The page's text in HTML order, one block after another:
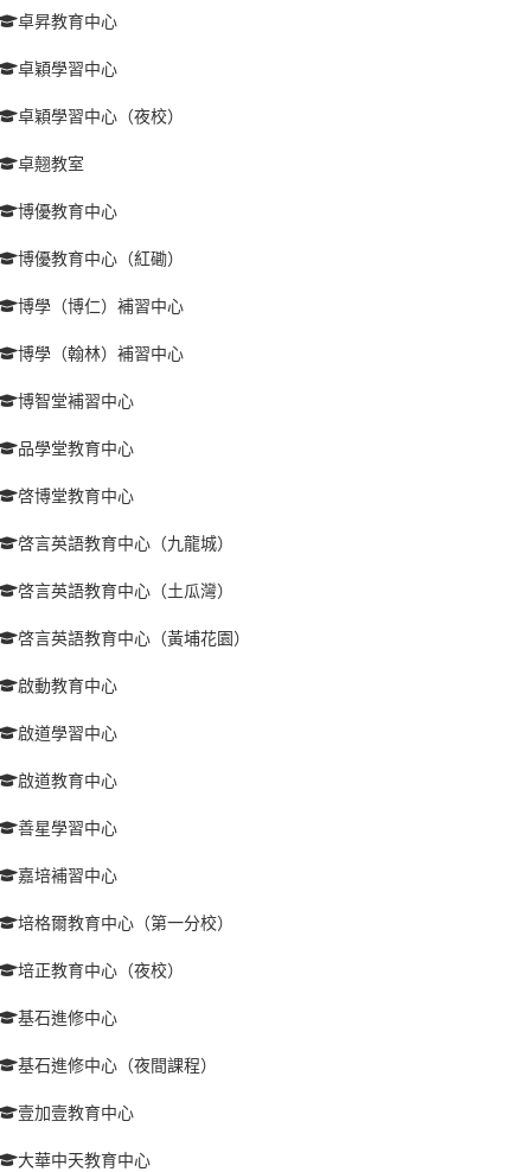
卓昇教育中心
卓穎學習中心
卓穎學習中心（夜校）
卓翹教室
博優教育中心
博優教育中心（紅磡）
博學（博仁）補習中心
博學（翰林）補習中心
博智堂補習中心
品學堂教育中心
啓博堂教育中心
啓言英語教育中心（九龍城）
啓言英語教育中心（土瓜灣）
啓言英語教育中心（黃埔花園）
啟動教育中心
啟道學習中心
啟道教育中心
善星學習中心
嘉培補習中心
培格爾教育中心（第一分校）
培正教育中心（夜校）
基石進修中心
基石進修中心（夜間課程）
壹加壹教育中心
大華中天教育中心